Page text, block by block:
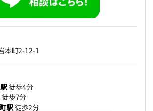
本町2-12-1
徒歩4分
徒歩7分
駅徒歩2分